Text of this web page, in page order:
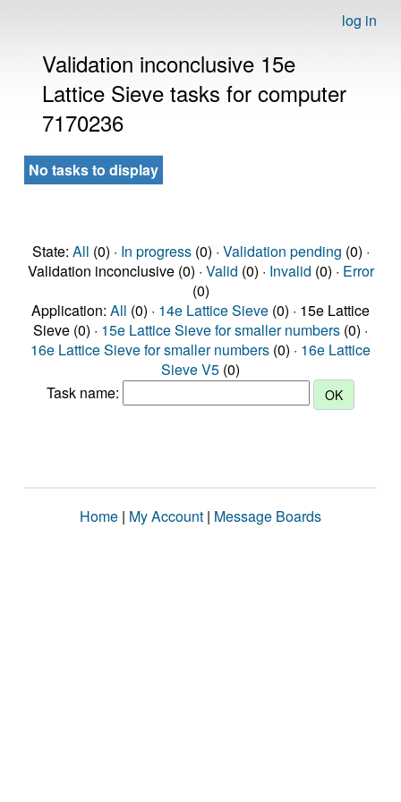
log in
Validation inconclusive 15e
Lattice Sieve tasks for computer
7170236
No tasks to display
State: All (0) · In progress(0) · Validation pending (0) ·
Validation inconclusive (0) · Valid (0) · Invalid (0) · Error
(0)
Application: All (0) · 14e Lattice Sieve (0) · 15e Lattice
Sieve (0) · 15e Lattice Sieve for smaller numbers (0) ·
16e Lattice Sieve for smaller numbers (0) · 16e Lattice
Sieve V5 (0)
Task name:
Home | My Account | Message Boards